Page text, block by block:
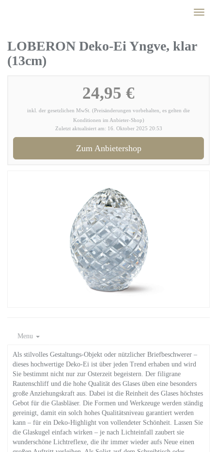
Toggle
LOBERON Deko-Ei Yngve, klar
(13cm)
24,95 €
inkl. der gesetzlichen MwSt. (Preisänderungen vorbehalten, es gelten die
Konditionen im Anbieter-Shop)
Zuletzt aktualisiert am: 16. Oktober 2025 20:53
Zum Anbietershop
Menu
Als stilvolles Gestaltungs-Objekt oder nützlicher Briefbeschwerer –
dieses hochwertige Deko-Ei ist über jeden Trend erhaben und wird
Sie bestimmt nicht nur zur Osterzeit begeistern. Der filigrane
Rautenschliff und die hohe Qualität des Glases üben eine besonders
große Anziehungskraft aus. Dabei ist die Reinheit des Glases höchstes
Gebot für die Glasbläser. Die Formen und Werkzeuge werden ständig
gereinigt, damit ein solch hohes Qualitätsniveau garantiert werden
kann – für ein Deko-Highlight von vollendeter Schönheit. Lassen Sie
die Glaskugel einfach wirken – je nach Lichteinfall zaubert sie
wunderschöne Lichtreflexe, die ihr immer wieder aufs Neue einen